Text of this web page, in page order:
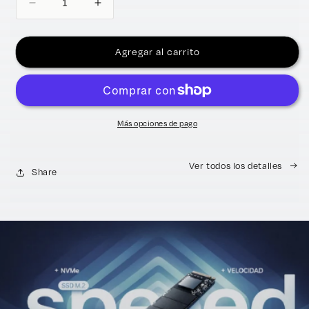
Reducir
cantidad
para
SSD
Aumentar
cantidad
para
MEMORIA
SSD
Agregar al carrito
Más opciones de pago
Share
Ver todos los detalles